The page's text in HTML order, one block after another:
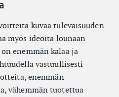
kuvaa tulevaisuuden
myös ideoita lounaan
enemmän kalaa ja
vastuullisesti
enemmän
vähemmän tuotettua